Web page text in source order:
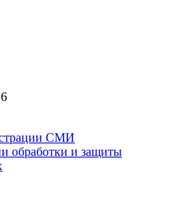
СМИ
обработки и защиты